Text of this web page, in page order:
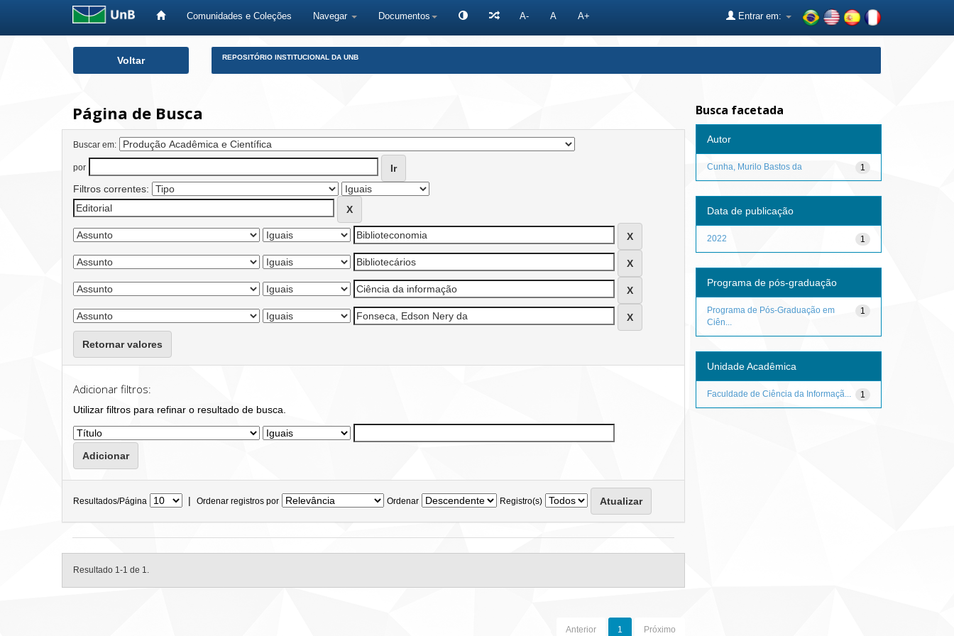
Comunidades e Coleções Navegar Documentos A- A A+ Entrar em:
Voltar REPOSITÓRIO INSTITUCIONAL DA UNB
Página de Busca
Buscar em:
por
Filtros correntes:
Retornar valores
Adicionar filtros:
Utilizar filtros para refinar o resultado de busca.
Resultados/Página | Ordenar registros por Ordenar Registro(s)
Resultado 1-1 de 1.
Anterior 1 Próximo
Busca facetada
Autor
1
Cunha, Murilo Bastos da
Data de publicação
1
2022
Programa de pós-graduação
1
Programa de Pós-Graduação em
Ciên...
Unidade Acadêmica
1
Faculdade de Ciência da Informaçã...